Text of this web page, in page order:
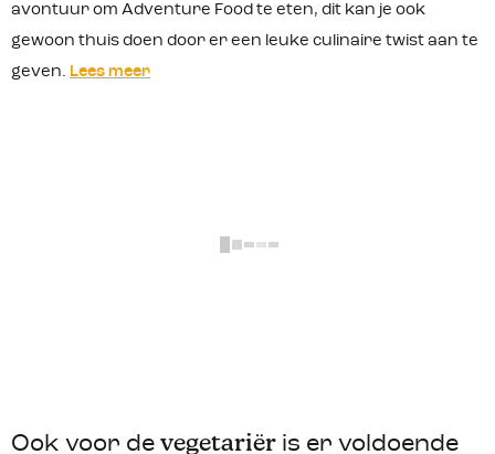
avontuur om Adventure Food te eten, dit kan je ook
gewoon thuis doen door er een leuke culinaire twist aan te
geven. Lees meer
Helaas, er zijn geen resultaten gevonden voor je
Ook voor de vegetariër is er voldoende